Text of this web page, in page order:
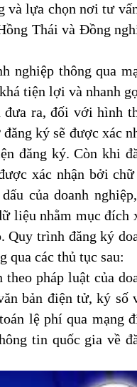
và lựa chọn nơi tư
Thái và Đồng
nghiệp thông qua
tiện lợi và nhanh
đưa ra, đối với hình
ký sẽ được xác
đăng ký. Còn khi
xác nhận bởi
của doanh
liệu nhằm mục đích
Quy trình đăng ký
qua các thủ tục sau:
pháp luật của
bản điện tử, ký số
lệ phí qua mạng
tin quốc gia về